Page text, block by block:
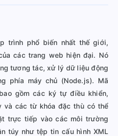
trình phổ biến nhất thế giới,
các trang web hiện đại. Nó
tương tác, xử lý dữ liệu động
phía máy chủ (Node.js). Mã
gồm các ký tự điều khiển,
và các từ khóa đặc thù có thể
trực tiếp vào các môi trường
túy như tệp tin cấu hình XML